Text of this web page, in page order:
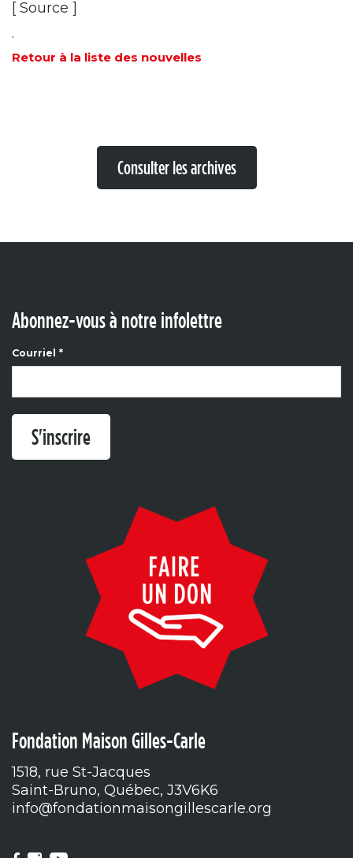
[ Source ]
.
Retour à la liste des nouvelles
Consulter les archives
Abonnez-vous à notre infolettre
Courriel *
S'inscrire
Fondation Maison Gilles-Carle
1518, rue St-Jacques
Saint-Bruno, Québec, J3V6K6
info@fondationmaisongillescarle.org